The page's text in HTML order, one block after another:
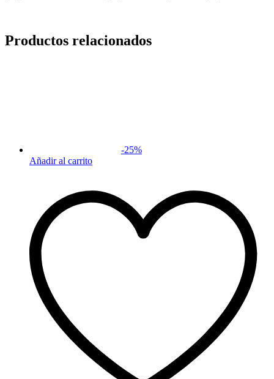
Productos relacionados
-25%
Añadir al carrito